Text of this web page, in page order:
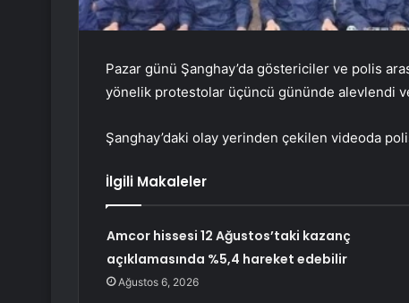
Pazar günü Şanghay’da göstericiler ve polis
yönelik protestolar üçüncü gününde alevlendi
Şanghay’daki olay yerinden çekilen videoda
İlgili Makaleler
Amcor hissesi 12 Ağustos’taki kazanç
açıklamasında %5,4 hareket edebilir
Ağustos 6, 2026